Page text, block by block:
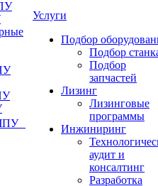
Услуги
Подбор
Подбор
Подбор
запчастей
Лизинг
Лизинговые
программы
Инжиниринг
аудит и
консалтинг
Разработка